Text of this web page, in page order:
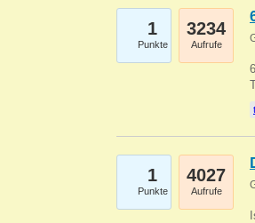
1
Punkte
3234
Aufrufe
1
Punkte
4027
Aufrufe